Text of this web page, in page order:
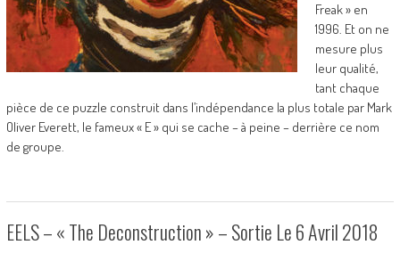
Freak » en
1996. Et on ne
mesure plus
leur qualité,
tant chaque
pièce de ce puzzle construit dans l’indépendance la plus totale par Mark
Oliver Everett, le fameux « E » qui se cache – à peine – derrière ce nom
de groupe.
EELS – « The Deconstruction » – Sortie Le 6 Avril 2018